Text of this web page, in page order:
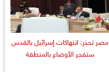
مصر تحذر: انتهاكات إسرائيل بالقدس
ستفجر الأوضاع بالمنطقة